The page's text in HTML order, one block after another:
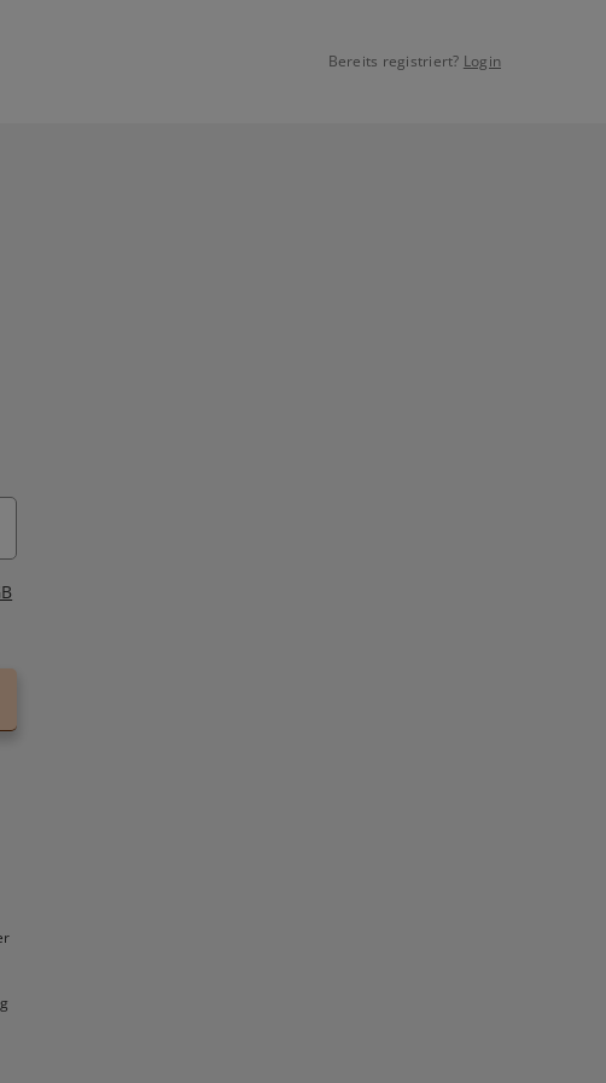
Bereits registriert? Login